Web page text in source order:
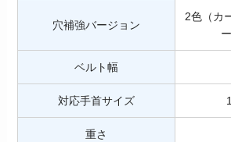
穴補強バージョン
2色（カ
ベルト幅
対応手首サイズ
重さ